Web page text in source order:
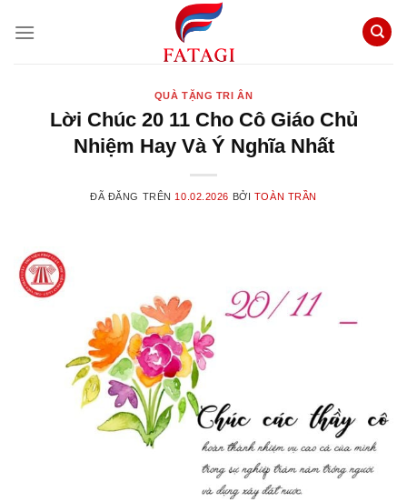
đến
QUÀ TẶNG TRI ÂN
Lời Chúc 20 11 Cho Cô Giáo Chủ
Nhiệm Hay Và Ý Nghĩa Nhất
ĐÃ ĐĂNG TRÊN 10.02.2026 BỞI TOÀN TRẦN